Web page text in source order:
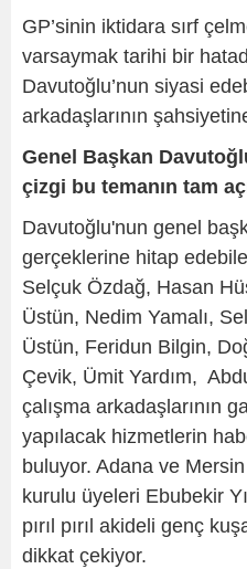
GP’sinin iktidara sırf
varsaymak tarihi bir
Davutoğlu’nun siyasi
arkadaşlarının
Genel Başkan
çizgi bu temanın tam
Davutoğlu'nun genel
gerçeklerine hitap
Selçuk Özdağ, Hasan
Üstün, Nedim Yamalı,
Üstün, Feridun Bilgin,
Çevik, Ümit Yardım,
çalışma arkadaşlarının
yapılacak hizmetlerin
buluyor. Adana ve
kurulu üyeleri Ebubekir
pırıl pırıl akideli genç
dikkat çekiyor.